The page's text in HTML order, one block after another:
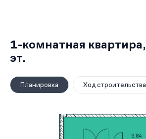
1-комнатная квартира,
эт.
Планировка Ход строительства